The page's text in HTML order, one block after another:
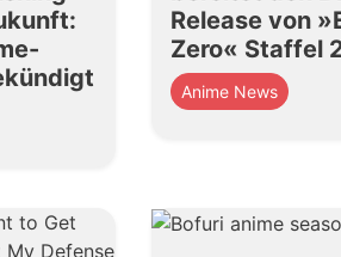
Release von
Zero« Staffel
Anime News